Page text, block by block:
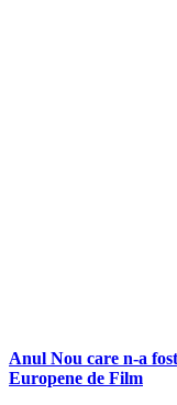
Anul Nou care n-a
Europene de Film